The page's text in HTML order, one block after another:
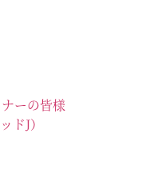
ーの皆様
ドJ）